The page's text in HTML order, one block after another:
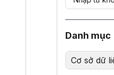
Danh mục
Cơ sở dữ